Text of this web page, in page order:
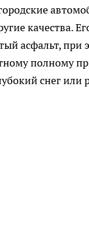
качества.
асфальт, при
полному
снег